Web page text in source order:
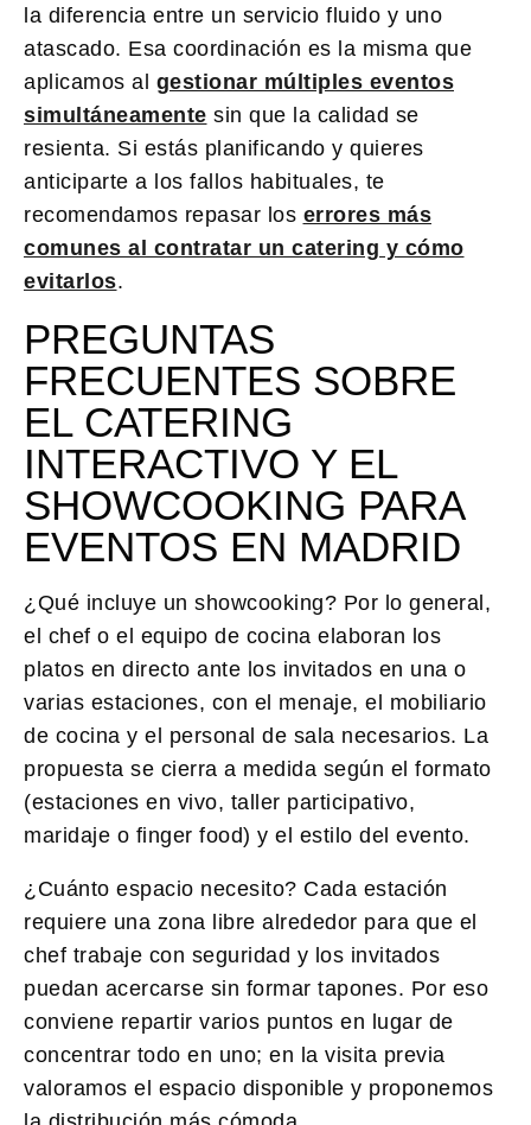
la diferencia entre un servicio fluido y uno
atascado. Esa coordinación es la misma que
aplicamos al gestionar múltiples eventos
simultáneamente sin que la calidad se
resienta. Si estás planificando y quieres
anticiparte a los fallos habituales, te
recomendamos repasar los errores más
comunes al contratar un catering y cómo
evitarlos.
PREGUNTAS
FRECUENTES SOBRE
EL CATERING
INTERACTIVO Y EL
SHOWCOOKING PARA
EVENTOS EN MADRID
¿Qué incluye un showcooking? Por lo general,
el chef o el equipo de cocina elaboran los
platos en directo ante los invitados en una o
varias estaciones, con el menaje, el mobiliario
de cocina y el personal de sala necesarios. La
propuesta se cierra a medida según el formato
(estaciones en vivo, taller participativo,
maridaje o finger food) y el estilo del evento.
¿Cuánto espacio necesito? Cada estación
requiere una zona libre alrededor para que el
chef trabaje con seguridad y los invitados
puedan acercarse sin formar tapones. Por eso
conviene repartir varios puntos en lugar de
concentrar todo en uno; en la visita previa
valoramos el espacio disponible y proponemos